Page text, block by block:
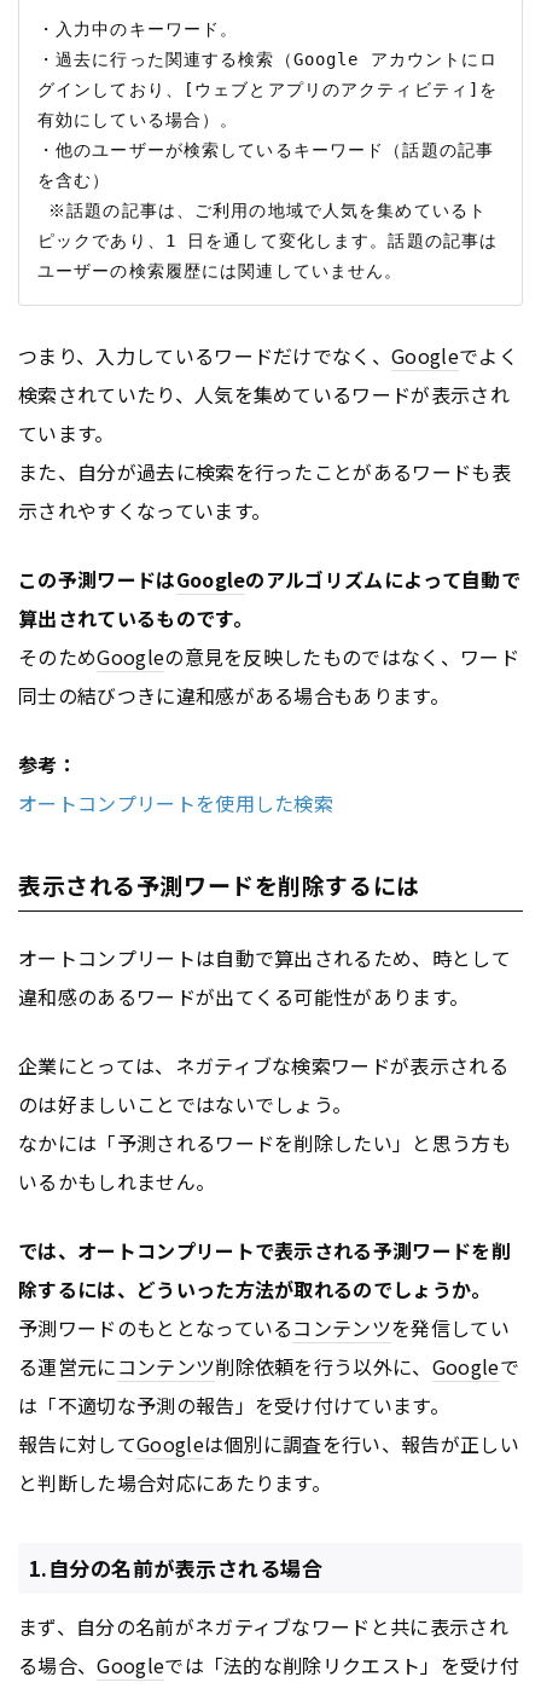
・入力中のキーワード。
・過去に行った関連する検索（Google アカウントにロ
グインしており、[ウェブとアプリのアクティビティ]を
有効にしている場合）。
・他のユーザーが検索しているキーワード（話題の記事
を含む）
ピックであり、1 日を通して変化します。話題の記事は
つまり、入力しているワードだけでなく、Googleでよく
検索されていたり、人気を集めているワードが表示され
ています。
また、自分が過去に検索を行ったことがあるワードも表
示されやすくなっています。
この予測ワードはGoogleのアルゴリズムによって自動で
算出されているものです。
そのためGoogleの意見を反映したものではなく、ワード
同士の結びつきに違和感がある場合もあります。
参考：
オートコンプリートを使用した検索
表示される予測ワードを削除するには
オートコンプリートは自動で算出されるため、時として
違和感のあるワードが出てくる可能性があります。
企業にとっては、ネガティブな検索ワードが表示される
のは好ましいことではないでしょう。
なかには「予測されるワードを削除したい」と思う方も
いるかもしれません。
では、オートコンプリートで表示される予測ワードを削
除するには、どういった方法が取れるのでしょうか。
予測ワードのもととなっているコンテンツを発信してい
る運営元にコンテンツ削除依頼を行う以外に、 Googleで
は「不適切な予測の報告」を受け付けています。
報告に対してGoogleは個別に調査を行い、報告が正しい
と判断した場合対応にあたります。
1.自分の名前が表示される場合
まず、自分の名前がネガティブなワードと共に表示され
る場合、Googleでは「法的な削除リクエスト」を受け付